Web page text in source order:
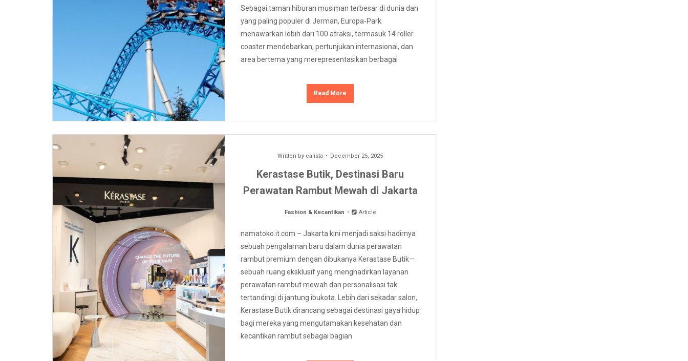
Sebagai taman hiburan musiman terbesar di dunia dan
yang paling populer di Jerman, Europa-Park
menawarkan lebih dari 100 atraksi, termasuk 14 roller
coaster mendebarkan, pertunjukan internasional, dan
area bertema yang merepresentasikan berbagai
Read More
Written by calista December 25, 2025
Kerastase Butik, Destinasi Baru
Perawatan Rambut Mewah di Jakarta
Fashion & Kecantikan Article
namatoko.it.com – Jakarta kini menjadi saksi hadirnya
sebuah pengalaman baru dalam dunia perawatan
rambut premium dengan dibukanya Kerastase Butik—
sebuah ruang eksklusif yang menghadirkan layanan
perawatan rambut mewah dan personalisasi tak
tertandingi di jantung ibukota. Lebih dari sekadar salon,
Kerastase Butik dirancang sebagai destinasi gaya hidup
bagi mereka yang mengutamakan kesehatan dan
kecantikan rambut sebagai bagian